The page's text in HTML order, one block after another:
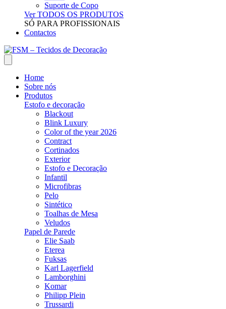
Suporte de Copo
Ver TODOS OS PRODUTOS
SÓ PARA PROFISSIONAIS
Contactos
Home
Sobre nós
Produtos
Estofo e decoração
Blackout
Blink Luxury
Color of the year 2026
Contract
Cortinados
Exterior
Estofo e Decoração
Infantil
Microfibras
Pelo
Sintético
Toalhas de Mesa
Veludos
Papel de Parede
Elie Saab
Eterea
Fuksas
Karl Lagerfield
Lamborghini
Komar
Philipp Plein
Trussardi